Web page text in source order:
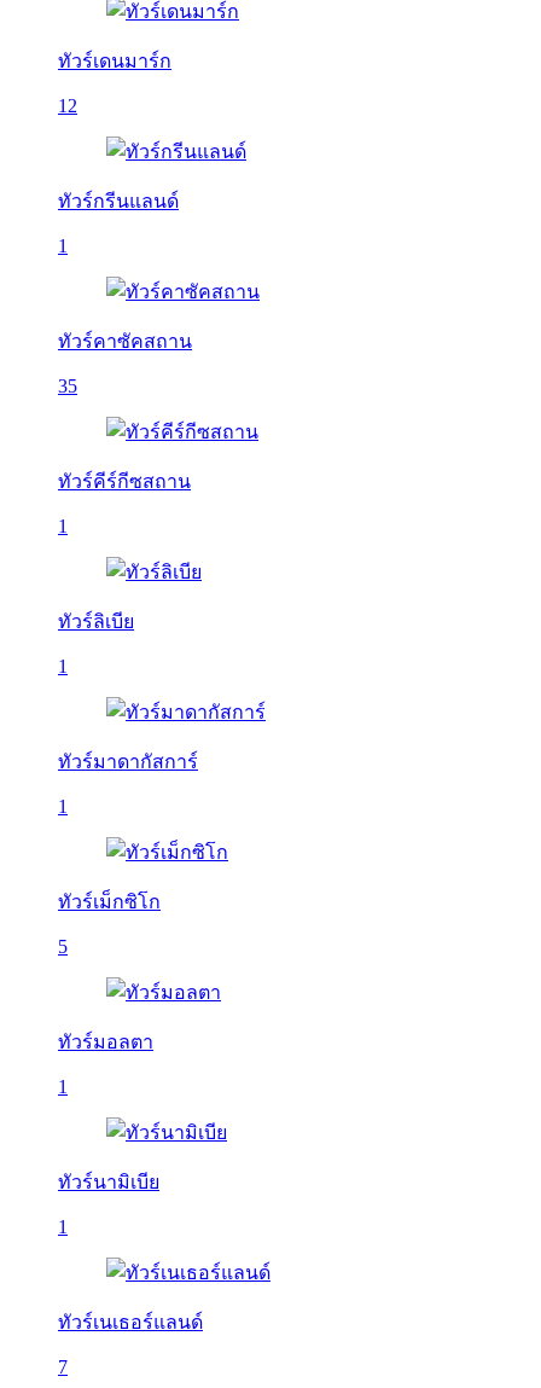
ทัวร์เดนมาร์ก
12
ทัวร์กรีนแลนด์
1
ทัวร์คาซัคสถาน
35
ทัวร์คีร์กีซสถาน
1
ทัวร์ลิเบีย
1
ทัวร์มาดากัสการ์
1
ทัวร์เม็กซิโก
5
ทัวร์มอลตา
1
ทัวร์นามิเบีย
1
ทัวร์เนเธอร์แลนด์
7